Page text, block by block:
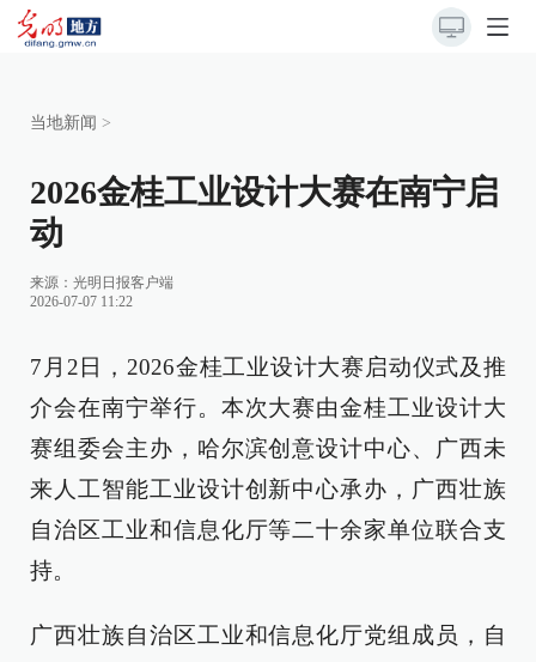
当地新闻 >
2026金桂工业设计大赛在南宁启
动
来源： 光明日报客户端
2026-07-07 11:22
7月2日，2026金桂工业设计大赛启动仪式及推
介会在南宁举行。本次大赛由金桂工业设计大
赛组委会主办，哈尔滨创意设计中心、广西未
来人工智能工业设计创新中心承办，广西壮族
自治区工业和信息化厅等二十余家单位联合支
持。
广西壮族自治区工业和信息化厅党组成员，自